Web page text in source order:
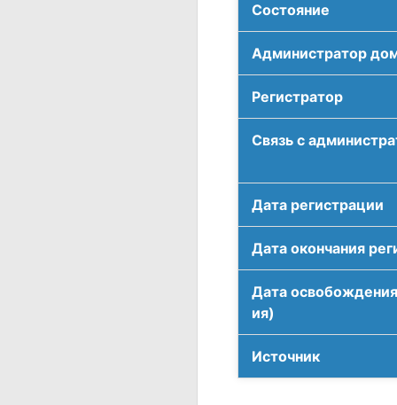
Соcтояние
Администратор
Регистратор
Связь с
Дата регистрации
Дата окончания
Дата
ия)
Источник